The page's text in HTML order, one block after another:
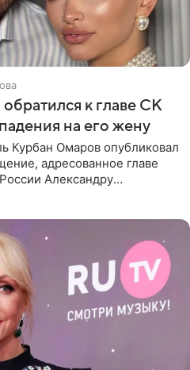
к главе СК
на его жену
Курбан Омаров опубликовал
адресованное главе
Александру